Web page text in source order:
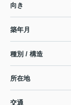
向き
築年月
種別 / 構造
所在地
交通